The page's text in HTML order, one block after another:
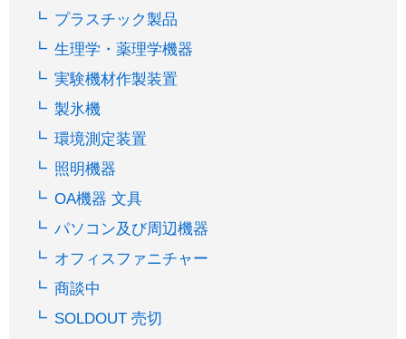
プラスチック製品
生理学・薬理学機器
実験機材作製装置
製氷機
環境測定装置
照明機器
OA機器 文具
パソコン及び周辺機器
オフィスファニチャー
商談中
SOLDOUT 売切